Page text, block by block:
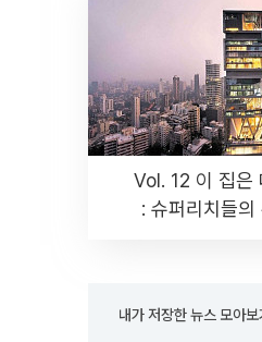
Vol. 12 이 집은
: 슈퍼리치들
내가 저장한 뉴스 모아보